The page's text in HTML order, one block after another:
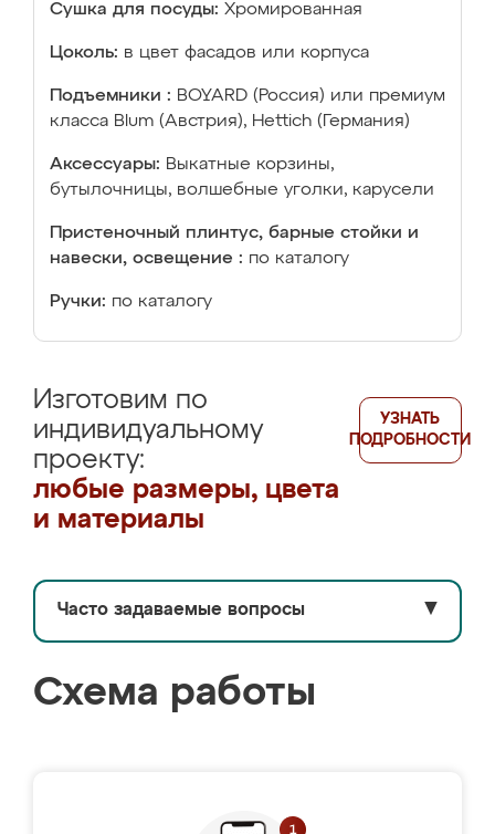
Сушка для посуды: Хромированная
Цоколь: в цвет фасадов или корпуса
Подъемники : BOYARD (Россия) или премиум
класса Blum (Австрия), Hettich (Германия)
Аксессуары: Выкатные корзины,
бутылочницы, волшебные уголки, карусели
Пристеночный плинтус, барные стойки и
навески, освещение : по каталогу
Ручки: по каталогу
Изготовим по
индивидуальному
проекту:
любые размеры, цвета
и материалы
УЗНАТЬ
ПОДРОБНОСТИ
Часто задаваемые вопросы ▼
Схема работы